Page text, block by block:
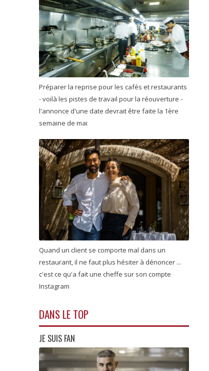
Préparer la reprise pour les cafés et restaurants
- voilà les pistes de travail pour la réouverture -
l'annonce d'une date devrait être faite la 1ère
semaine de mai
Quand un client se comporte mal dans un
restaurant, il ne faut plus hésiter à dénoncer ...
c'est ce qu'a fait une cheffe sur son compte
Instagram
DANS LE TOP
JE SUIS FAN